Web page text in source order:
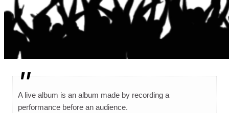
A live album is an album made by recording a
performance before an audience.